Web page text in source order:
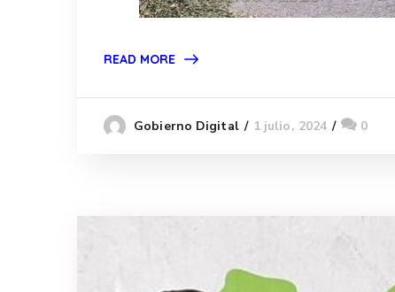
READ MORE
Gobierno Digital 1 julio, 2024 0